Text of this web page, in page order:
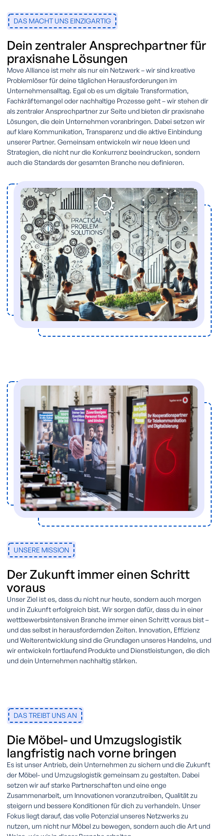
DAS MACHT UNS EINZIGARTIG
Dein zentraler Ansprechpartner für
praxisnahe Lösungen
Move Alliance ist mehr als nur ein Netzwerk – wir sind kreative
Problemlöser für deine täglichen Herausforderungen im
Unternehmensalltag. Egal ob es um digitale Transformation,
Fachkräftemangel oder nachhaltige Prozesse geht – wir stehen dir
als zentraler Ansprechpartner zur Seite und bieten dir praxisnahe
Lösungen, die dein Unternehmen voranbringen. Dabei setzen wir
auf klare Kommunikation, Transparenz und die aktive Einbindung
unserer Partner. Gemeinsam entwickeln wir neue Ideen und
Strategien, die nicht nur die Konkurrenz beeindrucken, sondern
auch die Standards der gesamten Branche neu definieren.
UNSERE MISSION
Der Zukunft immer einen Schritt
voraus
Unser Ziel ist es, dass du nicht nur heute, sondern auch morgen
und in Zukunft erfolgreich bist. Wir sorgen dafür, dass du in einer
wettbewerbsintensiven Branche immer einen Schritt voraus bist –
und das selbst in herausfordernden Zeiten. Innovation, Effizienz
und Weiterentwicklung sind die Grundlagen unseres Handelns, und
wir entwickeln fortlaufend Produkte und Dienstleistungen, die dich
und dein Unternehmen nachhaltig stärken.
DAS TREIBT UNS AN
Die Möbel- und Umzugslogistik
langfristig nach vorne bringen
Es ist unser Antrieb, dein Unternehmen zu sichern und die Zukunft
der Möbel- und Umzugslogistik gemeinsam zu gestalten. Dabei
setzen wir auf starke Partnerschaften und eine enge
Zusammenarbeit, um Innovationen voranzutreiben, Qualität zu
steigern und bessere Konditionen für dich zu verhandeln. Unser
Fokus liegt darauf, das volle Potenzial unseres Netzwerks zu
nutzen, um nicht nur Möbel zu bewegen, sondern auch die Art und